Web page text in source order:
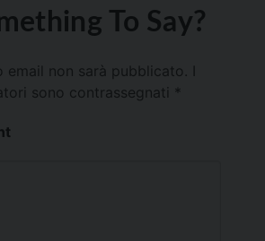
To Say?
email non sarà pubblicato.
sono contrassegnati *